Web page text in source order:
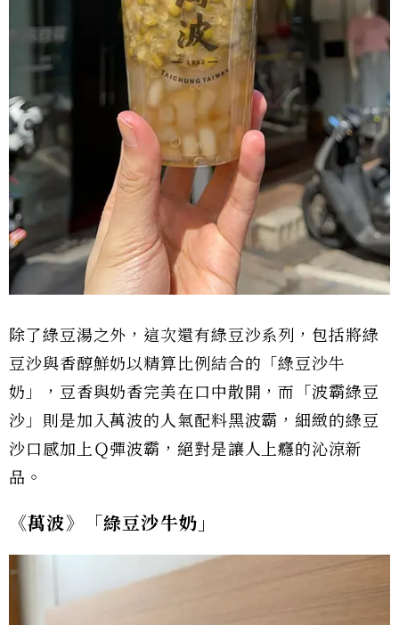
除了綠豆湯之外，這次還有綠豆沙系列，包括將綠
豆沙與香醇鮮奶以精算比例結合的「綠豆沙牛
奶」，豆香與奶香完美在口中散開，而「波霸綠豆
沙」則是加入萬波的人氣配料黑波霸，細緻的綠豆
沙口感加上Ｑ彈波霸，絕對是讓人上癮的沁涼新
品。
《萬波》「綠豆沙牛奶」